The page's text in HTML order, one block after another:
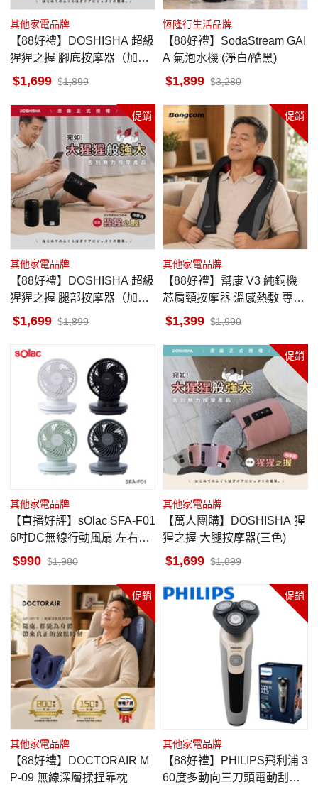
其他家電品牌
【88好禮】DOSHISHA 超級
猩猩之握 腳底按摩器（加強
版）
1,699 1,899
恆隆行生活品牌
【88好禮】SodaStream GAI
A 氣泡水機 (淨白/酷黑)
1,899 3,280
促銷
其他家電品牌
【88好禮】DOSHISHA 超級
猩猩之握 腿部按摩器（加強
版）
1,699 1,899
促銷
其他家電品牌
【88好禮】幫康 V3 純銅機
芯肩頸按摩器 溫感熱敷 專屬
按摩師
1,399 1,990
其他家電品牌
【直播好評】sOlac SFA-F01
6吋DC無線行動風扇 左右擺
頭990 1,980
促銷
其他家電品牌
【萬人團購】DOSHISHA 猩
猩之握 大腿按摩器(三色)
1,699 1,899
促銷
其他家電品牌
【88好禮】DOCTORAIR M
P-09 無線深層揉捏靠枕
促銷
其他家電品牌
【88好禮】PHILIPS飛利浦 3
60度多動向三刀頭電動刮鬍